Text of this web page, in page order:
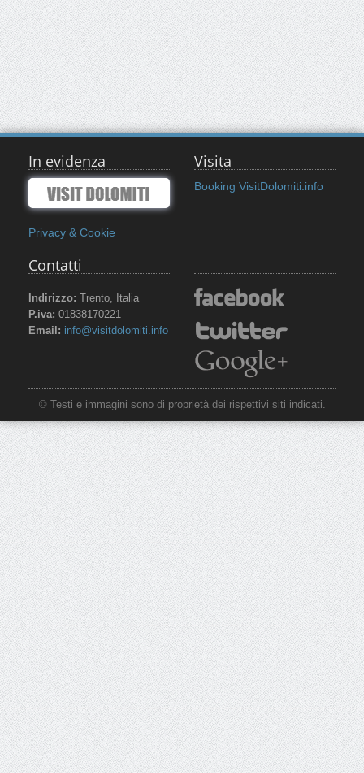
In evidenza
Privacy & Cookie
Visita
Booking VisitDolomiti.info
Contatti
Indirizzo: Trento, Italia
P.iva: 01838170221
Email: info@visitdolomiti.info
© Testi e immagini sono di proprietà dei rispettivi siti indicati.